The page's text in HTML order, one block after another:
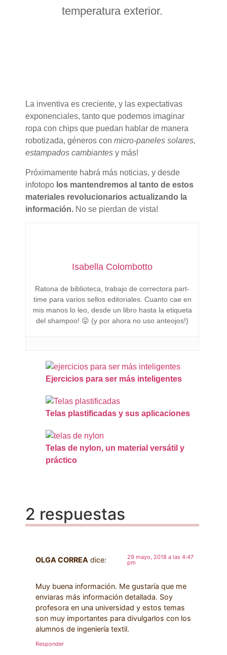
temperatura exterior.
La inventiva es creciente, y las expectativas
exponenciales, tanto que podemos imaginar
ropa con chips que puedan hablar de manera
robotizada, géneros con micro-paneles solares,
estampados cambiantes y más!
Próximamente habrá más noticias, y desde
infotopo los mantendremos al tanto de estos
materiales revolucionarios actualizando la
información. No se pierdan de vista!
Isabella Colombotto
Ratona de biblioteca, trabajo de correctora part-
time para varios sellos editoriales. Cuanto cae en
mis manos lo leo, desde un libro hasta la etiqueta
del shampoo! 😛 (y por ahora no uso anteojos!)
Ejercicios para ser más inteligentes
Telas plastificadas y sus aplicaciones
Telas de nylon, un material versátil y
práctico
2 respuestas
OLGA CORREA dice: 29 mayo, 2018 a las 4:47
pm
Muy buena información. Me gustaría que me
enviaras más información detallada. Soy
profesora en una universidad y estos temas
son muy importantes para divulgarlos con los
alumnos de ingeniería textil.
Responder